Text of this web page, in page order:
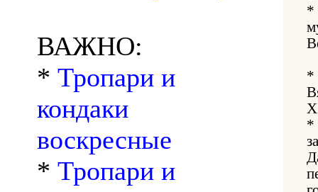
ВАЖНО:
* Тропари и
кондаки
воскресные
* Тропари и
*
*
*